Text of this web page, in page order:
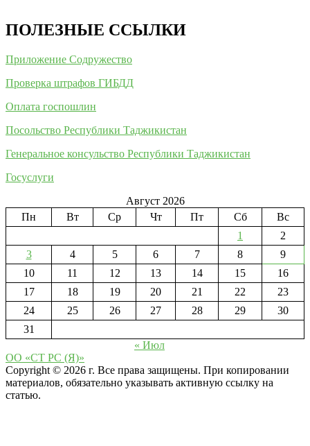
ПОЛЕЗНЫЕ ССЫЛКИ
Приложение Содружество
Проверка штрафов ГИБДД
Оплата госпошлин
Посольство Республики Таджикистан
Генеральное консульство Республики Таджикистан
Госуслуги
Август 2026
Пн
Вт Ср Чт Пт Сб
Вс
1
2
3
4 5 6 7 8
9
10
11 12 13 14 15
16
17
18 19 20 21 22
23
24
25 26 27 28 29
30
31
« Июл
ОО «СТ РС (Я)»
Copyright © 2026 г. Все права защищены. При копировании
материалов, обязательно указывать активную ссылку на
статью.